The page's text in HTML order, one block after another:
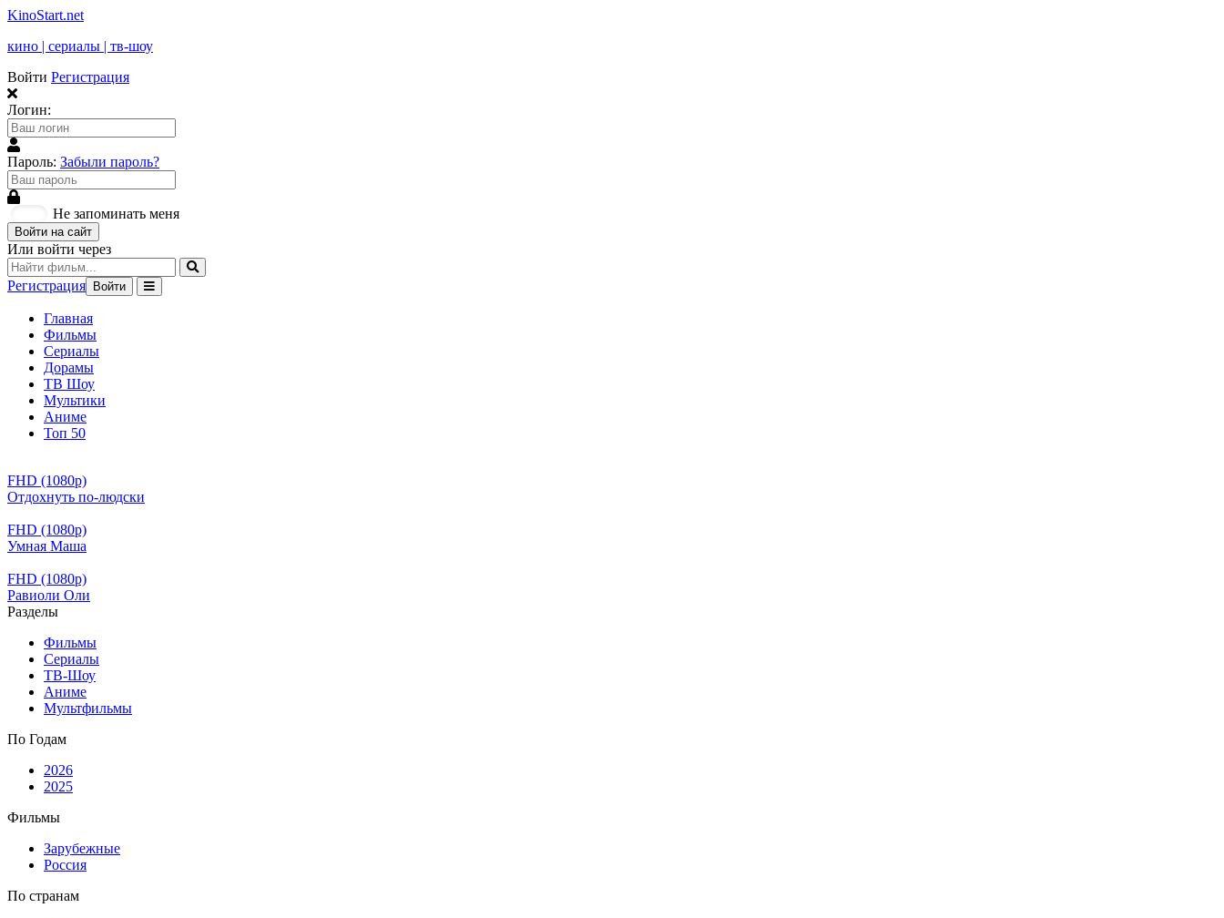
KinoStart.net
кино | сериалы | тв-шоу
Войти Регистрация
Логин:
Пароль: Забыли пароль?
Не запоминать меня
Войти на сайт
Или войти через
Регистрация Войти
Главная
Фильмы
Сериалы
Дорамы
ТВ Шоу
Мультики
Аниме
Топ 50
FHD (1080p)
Отдохнуть по-людски
FHD (1080p)
Умная Маша
FHD (1080p)
Равиоли Оли
Разделы
Фильмы
Сериалы
ТВ-Шоу
Аниме
Мультфильмы
По Годам
2026
2025
Фильмы
Зарубежные
Россия
По странам